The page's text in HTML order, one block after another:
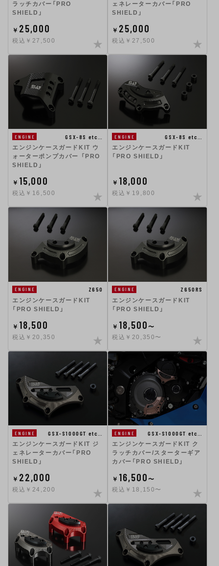
ラッチカバー「PRO
SHIELD」
￥ 25,000
税込￥27,500
ェネレーターカバー「PRO
SHIELD」
￥ 25,000
税込￥27,500
ENGINE
GSX-8S etc…
エンジンケースガードKIT ウ
ォーターポンプカバー 「PRO
SHIELD」
￥ 15,000
税込￥16,500
ENGINE
GSX-8S etc…
エンジンケースガードKIT
「PRO SHIELD」
￥ 18,000
税込￥19,800
ENGINE
Z650
エンジンケースガードKIT
「PRO SHIELD」
￥ 18,500
税込￥20,350
ENGINE
Z650RS
エンジンケースガードKIT
「PRO SHIELD」
￥ 18,500〜
税込￥20,350〜
ENGINE
GSX-S1000GT etc…
エンジンケースガードKIT ジ
ェネレーターカバー「PRO
SHIELD」
￥ 22,000
税込￥24,200
ENGINE
GSX-S1000GT etc…
エンジンケースガードKIT ク
ラッチカバー/スターターギア
カバー「PRO SHIELD」
￥ 16,500〜
税込￥18,150〜